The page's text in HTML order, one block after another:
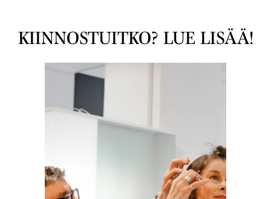
KIINNOSTUITKO? LUE LISÄÄ!